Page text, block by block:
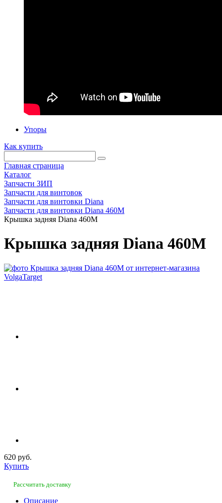
Упоры
Как купить
Главная страница
Каталог
Запчасти ЗИП
Запчасти для винтовок
Запчасти для винтовки Diana
Запчасти для винтовки Diana 460M
Крышка задняя Diana 460М
Крышка задняя Diana 460М
620 руб.
Купить
Рассчитать доставку
Описание